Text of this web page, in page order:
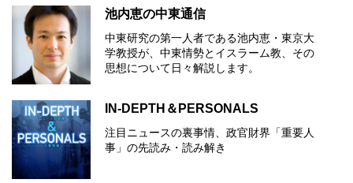
池内恵の中東通信
中東研究の第⼀⼈者である池内恵・東京⼤
学教授が、中東情勢とイスラーム教、その
思想について⽇々解説します。
IN-DEPTH＆PERSONALS
注目ニュースの裏事情、政官財界「重要人
事」の先読み・読み解き